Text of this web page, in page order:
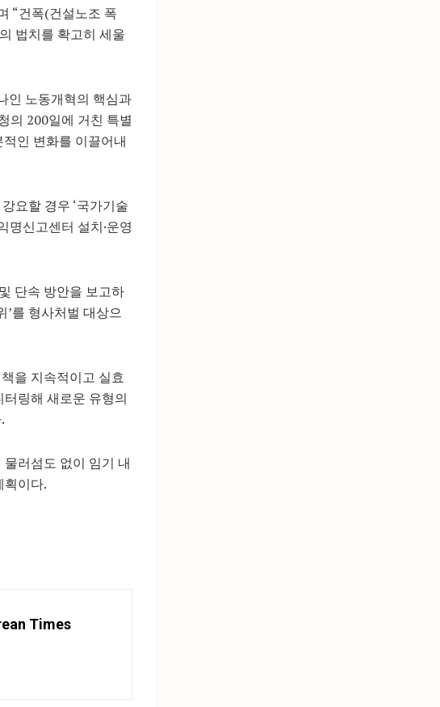
“건폭(건설노조 폭
법치를 확고히 세울
인 노동개혁의 핵심과
의 200일에 거친 특별
인 변화를 이끌어내
요할 경우 ‘국가기술
신고센터 설치·운영
단속 방안을 보고하
를 형사처벌 대상으
을 지속적이고 실효
링해 새로운 유형의
러섬도 없이 임기 내
획이다.
Times